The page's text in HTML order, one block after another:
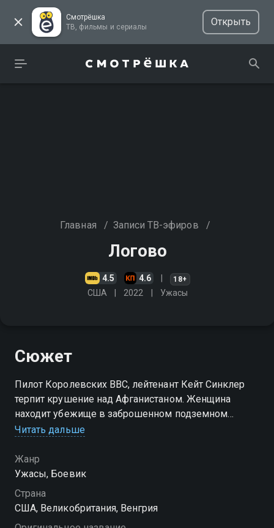
Смотрёшка
ТВ, фильмы и сериалы
Открыть
Главная / Записи ТВ-эфиров /
Логово
4.5 4.6 18+
США 2022 Ужасы
Сюжет
Пилот Королевских ВВС, лейтенант Кейт Синклер
терпит крушение над Афганистаном. Женщина
находит убежище в заброшенном подземном
бункере, где пробуждается инопланетное нечто
Читать дальше
Жанр
Ужасы, Боевик
Страна
США, Великобритания, Венгрия